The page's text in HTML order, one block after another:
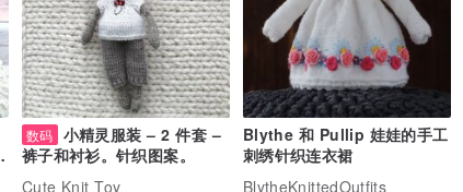
数码 小精灵服装 – 2 件套 –
裤子和衬衫。针织图案。
Cute Knit Toy
Blythe 和 Pullip 娃娃的手工
刺绣针织连衣裙
BlytheKnittedOutfits